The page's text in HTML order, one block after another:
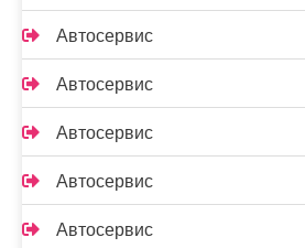
Автосервис
Автосервис
Автосервис
Автосервис
Автосервис